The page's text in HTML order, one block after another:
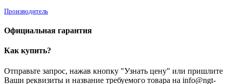
Производитель
Официальная гарантия
Как купить?
Отправьте запрос, нажав кнопку "Узнать цену" или пришлите
Ваши реквизиты и название требуемого товара на info@ngt-